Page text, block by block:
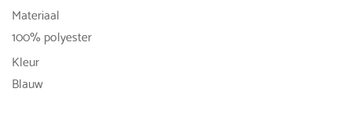
Materiaal
100% polyester
Kleur
Blauw